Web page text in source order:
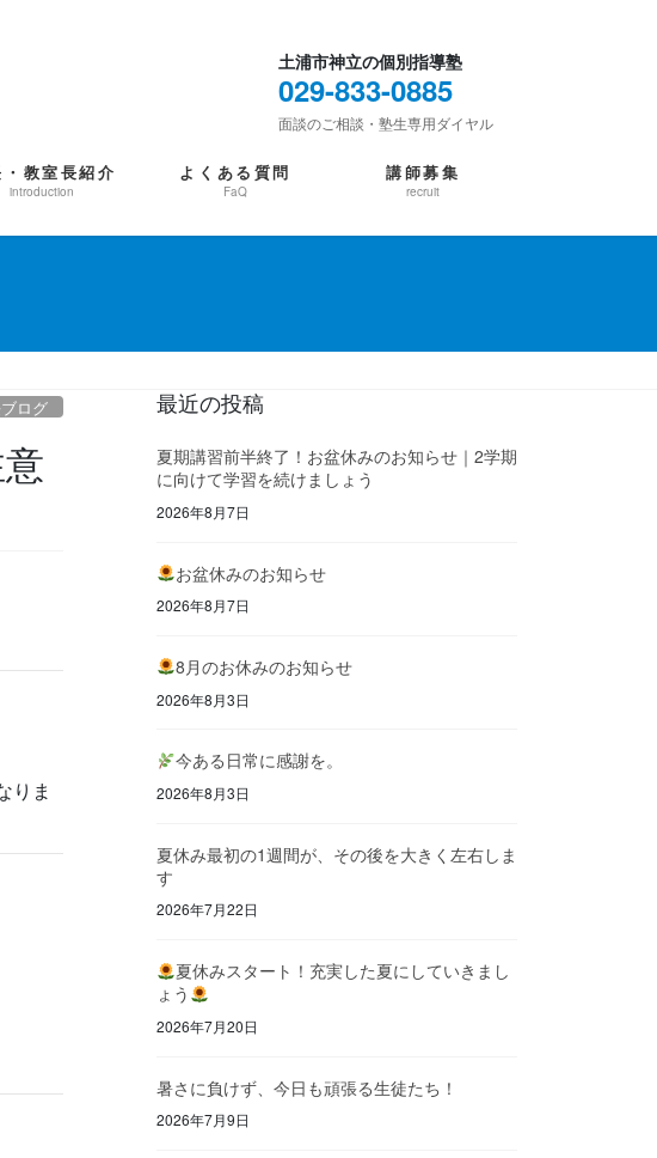
土浦市神立の個別指導塾
029-833-0885
面談のご相談・塾生専用ダイヤル
教室長紹介
introduction
よくある質問
FaQ
講師募集
recruit
ログ
りま
最近の投稿
夏期講習前半終了！お盆休みのお知らせ｜2学期
に向けて学習を続けましょう
2026年8月7日
お盆休みのお知らせ
2026年8月7日
8月のお休みのお知らせ
2026年8月3日
今ある日常に感謝を。
2026年8月3日
夏休み最初の1週間が、その後を大きく左右しま
す
2026年7月22日
夏休みスタート！充実した夏にしていきまし
ょう
2026年7月20日
暑さに負けず、今日も頑張る生徒たち！
2026年7月9日